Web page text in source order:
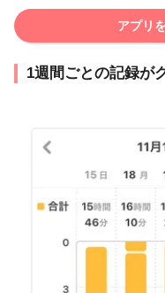
アプリ
1週間ごとの記録が